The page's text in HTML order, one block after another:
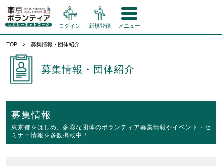
ログイン 新規登録 メニュー
TOP 募集情報・団体紹介
募集情報・団体紹介
募集情報
東京都をはじめ、多彩な団体のボランティア募集情報やイベント・セ
ミナー情報を多数掲載中！